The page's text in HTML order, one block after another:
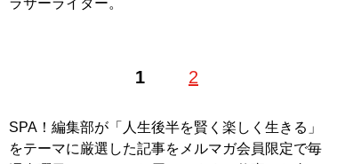
1 2
SPA！編集部が「人生後半を賢く楽しく生きる」
をテーマに厳選した記事をメルマガ会員限定で毎